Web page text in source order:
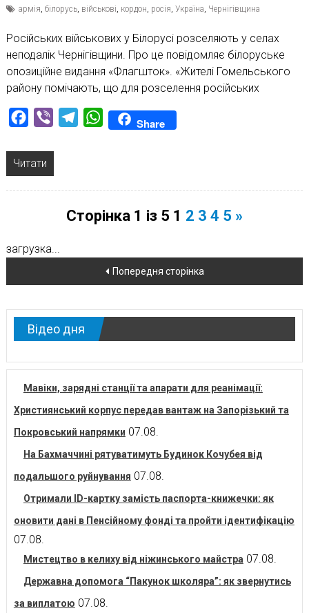
армія білорусь, військові кордон росія Україна Чернігівщина
Російських військових у Білорусі розселяють у селах
неподалік Чернігівщини. Про це повідомляє білоруське
опозиційне видання «Флагшток». «Жителі Гомельського
району помічають, що для розселення російських
Facebook
Viber TelegramWhatsAppShare
Читати
Сторінка 1 із 5 1 2 3 4 5 »
загрузка...
новинам
Попередня сторінка
Відео дня
Мавіки, зарядні станції та апарати для реанімації:
Християнський корпус передав вантаж на Запорізький та
Покровський напрямки 07.08.
На Бахмаччині рятуватимуть Будинок Кочубея від
подальшого руйнування 07.08.
Отримали ID-картку замість паспорта-книжечки: як
оновити дані в Пенсійному фонді та пройти ідентифікацію
07.08.
Мистецтво в келиху від ніжинського майстра 07.08.
Державна допомога “Пакунок школяра”: як звернутись
за виплатою 07.08.